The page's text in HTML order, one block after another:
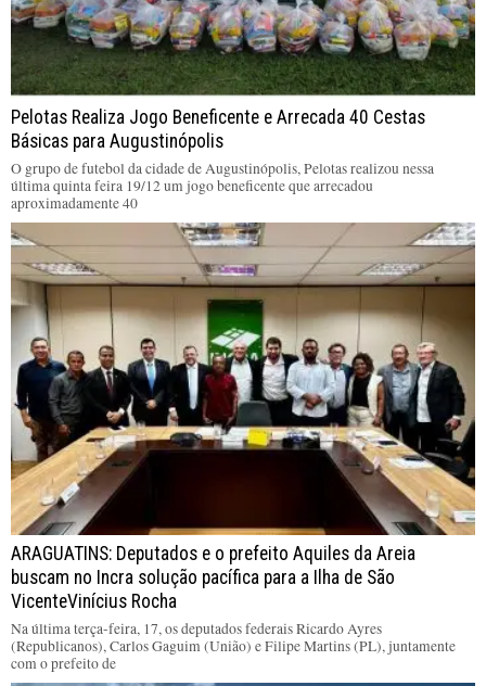
Pelotas Realiza Jogo Beneficente e Arrecada 40 Cestas
Básicas para Augustinópolis
O grupo de futebol da cidade de Augustinópolis, Pelotas realizou nessa
última quinta feira 19/12 um jogo beneficente que arrecadou
aproximadamente 40
ARAGUATINS: Deputados e o prefeito Aquiles da Areia
buscam no Incra solução pacífica para a Ilha de São
VicenteVinícius Rocha
Na última terça-feira, 17, os deputados federais Ricardo Ayres
(Republicanos), Carlos Gaguim (União) e Filipe Martins (PL), juntamente
com o prefeito de